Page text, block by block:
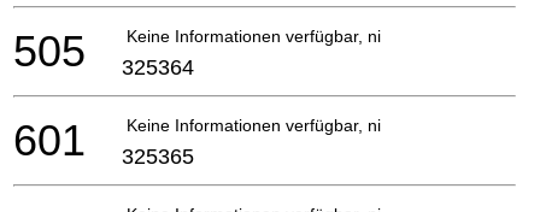
Keine Informationen verfügbar, nicht bestellbar
505 325364
Keine Informationen verfügbar, nicht bestellbar
601 325365